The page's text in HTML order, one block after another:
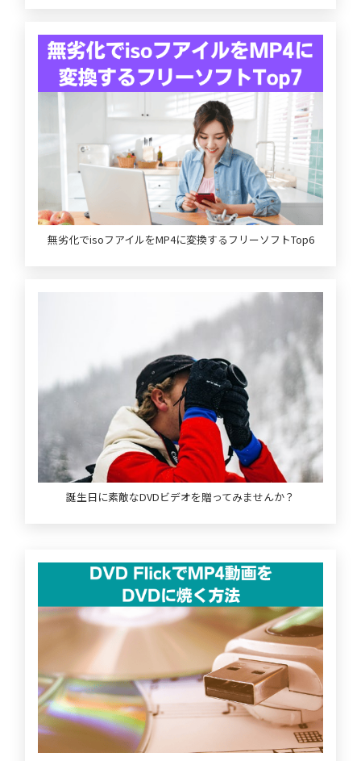
無劣化でisoフアイルをMP4に変換するフリーソフトTop6
誕生日に素敵なDVDビデオを贈ってみませんか？